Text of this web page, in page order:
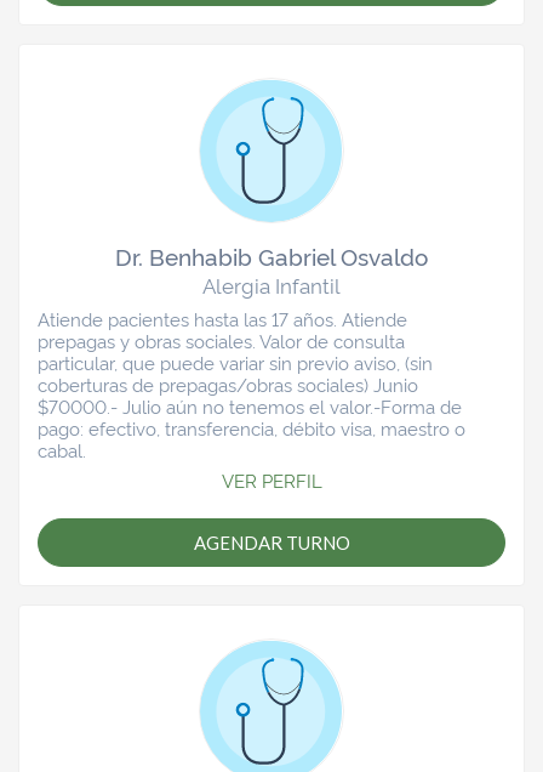
Dr. Benhabib Gabriel Osvaldo
Alergia Infantil
Atiende pacientes hasta las 17 años. Atiende
prepagas y obras sociales. Valor de consulta
particular, que puede variar sin previo aviso, (sin
coberturas de prepagas/obras sociales) Junio
$70000.- Julio aún no tenemos el valor.-Forma de
pago: efectivo, transferencia, débito visa, maestro o
cabal.
VER PERFIL
AGENDAR TURNO